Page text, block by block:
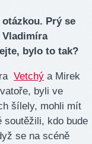
Prý se
Vladimíra
bylo to tak?
Vetchý a Mirek
byli ve
šílely, mohli mít
soutěžili, kdo bude
se na scéně